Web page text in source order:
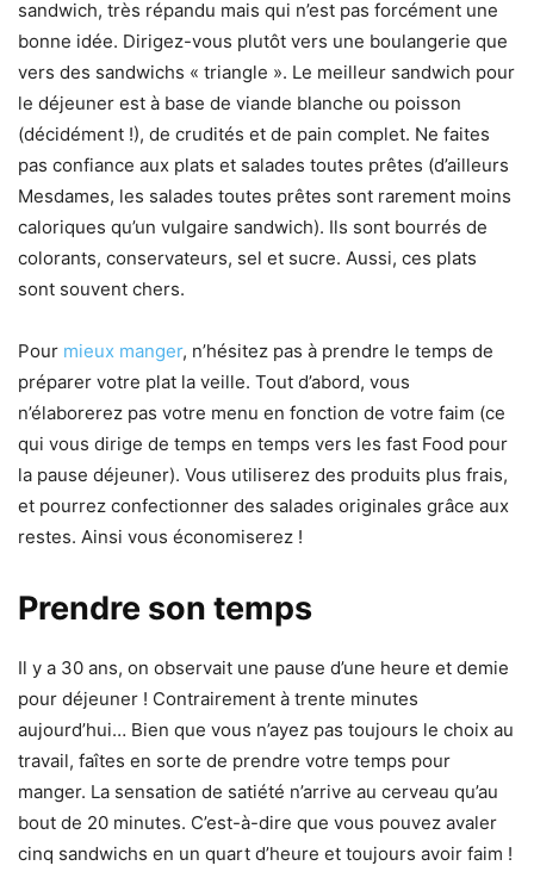
sandwich, très répandu mais qui n’est pas forcément une
bonne idée. Dirigez-vous plutôt vers une boulangerie que
vers des sandwichs « triangle ». Le meilleur sandwich pour
le déjeuner est à base de viande blanche ou poisson
(décidément !), de crudités et de pain complet. Ne faites
pas confiance aux plats et salades toutes prêtes (d’ailleurs
Mesdames, les salades toutes prêtes sont rarement moins
caloriques qu’un vulgaire sandwich). Ils sont bourrés de
colorants, conservateurs, sel et sucre. Aussi, ces plats
sont souvent chers.
Pour mieux manger, n’hésitez pas à prendre le temps de
préparer votre plat la veille. Tout d’abord, vous
n’élaborerez pas votre menu en fonction de votre faim (ce
qui vous dirige de temps en temps vers les fast Food pour
la pause déjeuner). Vous utiliserez des produits plus frais,
et pourrez confectionner des salades originales grâce aux
restes. Ainsi vous économiserez !
Prendre son temps
Il y a 30 ans, on observait une pause d’une heure et demie
pour déjeuner ! Contrairement à trente minutes
aujourd’hui… Bien que vous n’ayez pas toujours le choix au
travail, faîtes en sorte de prendre votre temps pour
manger. La sensation de satiété n’arrive au cerveau qu’au
bout de 20 minutes. C’est-à-dire que vous pouvez avaler
cinq sandwichs en un quart d’heure et toujours avoir faim !